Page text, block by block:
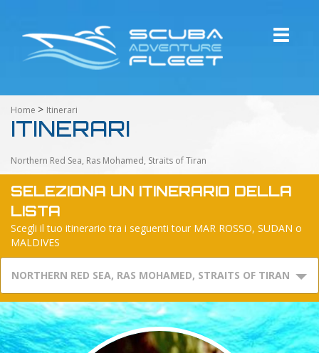
Toggle
Home > Itinerari
ITINERARI
Northern Red Sea, Ras Mohamed, Straits of Tiran
SELEZIONA UN ITINERARIO DELLA
LISTA
Scegli il tuo itinerario tra i seguenti tour MAR ROSSO, SUDAN o
MALDIVES
NORTHERN RED SEA, RAS MOHAMED, STRAITS OF TIRAN